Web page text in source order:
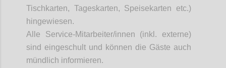
Tischkarten, Tageskarten, Speisekarten etc.)
hingewiesen.
Alle Service-Mitarbeiter/innen (inkl. externe)
sind eingeschult und können die Gäste auch
mündlich informieren.